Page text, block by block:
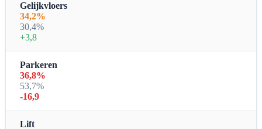
Gelijkvloers
34,2%
30,4%
+3,8
Parkeren
36,8%
53,7%
-16,9
Lift